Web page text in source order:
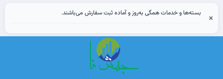
بسته‌ها و خدمات همگی به‌روز و آماده ثبت سفارش می‌باشند. ×